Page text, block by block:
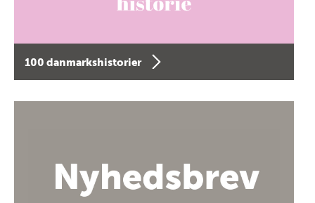
100 danmarkshistorier